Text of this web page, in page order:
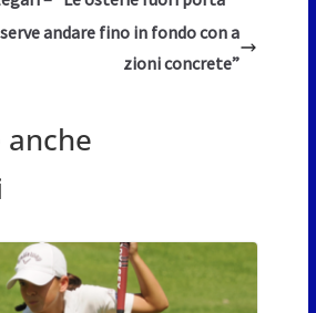
andare fino in fondo con a
zioni concrete”